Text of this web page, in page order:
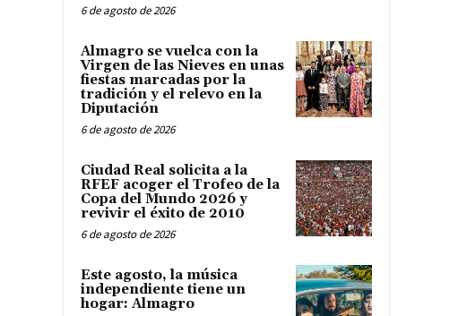
6 de agosto de 2026
Almagro se vuelca con la
Virgen de las Nieves en unas
fiestas marcadas por la
tradición y el relevo en la
Diputación
6 de agosto de 2026
Ciudad Real solicita a la
RFEF acoger el Trofeo de la
Copa del Mundo 2026 y
revivir el éxito de 2010
6 de agosto de 2026
Este agosto, la música
independiente tiene un
hogar: Almagro